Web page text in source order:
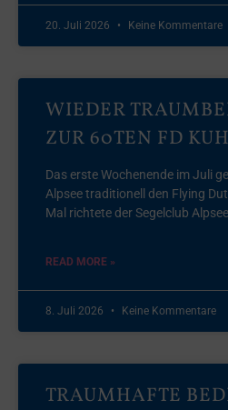
20. Juli 2026 Keine Kommentare
WIEDER
ZUR 60TEN FD
Das erste Wochenende im Juli
Alpsee traditionell den Flying
Mal richtete der Segelclub
READ MORE »
8. Juli 2026 Keine Kommentare
TRAUMHAFTE